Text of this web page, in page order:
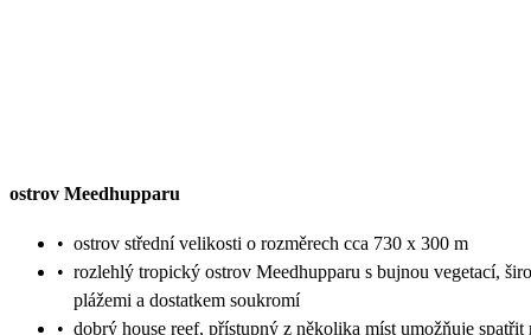
ostrov Meedhupparu
• ostrov střední velikosti o rozměrech cca 730 x 300 m
• rozlehlý tropický ostrov Meedhupparu s bujnou vegetací,
plážemi a dostatkem soukromí
• dobrý house reef, přístupný z několika míst umožňuje spatřit